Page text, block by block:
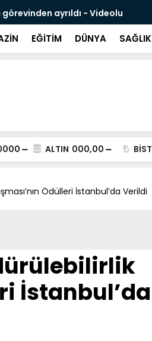
görevinden ayrıldı - Videolu
EĞİTİM DÜNYA SAĞLIK
ALTIN 000,00 BİST
Ödülleri İstanbul’da Verildi
İstanbul’da